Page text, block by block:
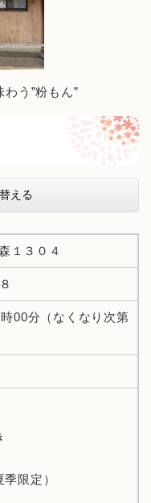
う”粉もん”
える
１３０４
00分（なくなり次第
限定）